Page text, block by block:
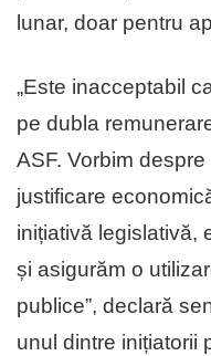
lunar, doar pentru
„Este inacceptabil
pe dubla
ASF. Vorbim
justificare
inițiativă legislativă,
și asigurăm o
publice”, declară
unul dintre inițiatorii